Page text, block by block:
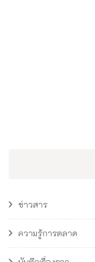
ข่าวสาร
ความรู้การตลาด